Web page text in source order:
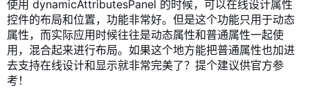
使用 dynamicAttributesPanel 的时候，可以在线设计属性
控件的布局和位置，功能非常好。但是这个功能只用于动态
属性，而实际应用时候往往是动态属性和普通属性一起使
用，混合起来进行布局。如果这个地方能把普通属性也加进
去支持在线设计和显示就非常完美了？提个建议供官方参
考！